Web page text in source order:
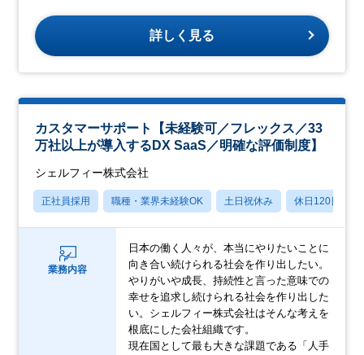
詳しく見る
カスタマーサポート【未経験可／フレックス／33
万社以上が導入するDX SaaS／明確な評価制度】
シェルフィー株式会社
正社員採用 職種・業界未経験OK 土日祝休み 休日120日以上
業務内容
日本の働く人々が、本当にやりたいことに
向き合い続けられる社会を作り出したい。
やりがいや成長、持続性と言った意味での
幸せを追求し続けられる社会を作り出した
い。シェルフィー株式会社はそんな考えを
根底にした会社組織です。
現在国として最も大きな課題である「人手